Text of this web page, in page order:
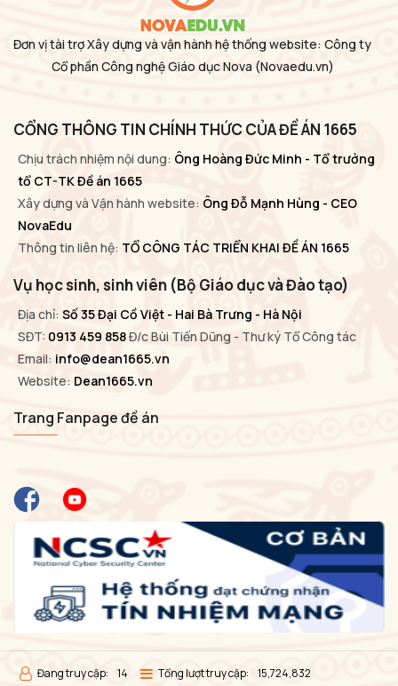
Đơn vị tài trợ Xây dựng và vận hành hệ thống website: Công ty
Cổ phần Công nghệ Giáo dục Nova (Novaedu.vn)
CỔNG THÔNG TIN CHÍNH THỨC CỦA ĐỀ ÁN 1665
Chịu trách nhiệm nội dung: Ông Hoàng Đức Minh - Tổ trưởng
tổ CT-TK Đề án 1665
Xây dựng và Vận hành website: Ông Đỗ Mạnh Hùng - CEO
NovaEdu
Thông tin liên hệ: TỔ CÔNG TÁC TRIỂN KHAI ĐỀ ÁN 1665
Vụ học sinh, sinh viên (Bộ Giáo dục và Đào tạo)
Địa chỉ: Số 35 Đại Cồ Việt - Hai Bà Trưng - Hà Nội
SĐT: 0913 459 858Đ/c Bùi Tiến Dũng - Thư ký Tổ Công tác
Email: info@dean1665.vn
Website: Dean1665.vn
Trang Fanpage đề án
Đang truy cập: 14 Tổng lượt truy cập: 15,724,832